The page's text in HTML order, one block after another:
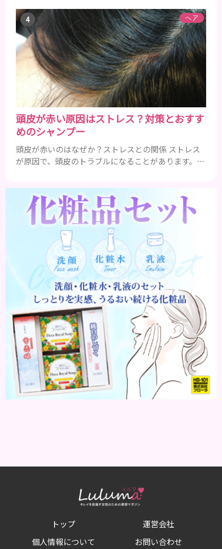
を高め、荒れた肌を内側から修復する栄養素です。
ビタミンA：レバー、人参、ほうれん草など レバー、
人参、ほうれん草などに含まれるビタミンAは、肌の
ターンオーバーを正常化し、肌荒れを素早く修復し
ます。特にレバーは吸収率の高いレチノールを含み、
即効性が期待でき...
ヘア
頭皮が赤い原因はストレス？対策とおすす
めのシャンプー
頭皮が赤いのはなぜか？ストレスとの関係 ストレス
が原因で、頭皮のトラブルになることがあります。頭
トレス ストレスを多く感じると、交感神経が優位に
働きます。そのため、皮脂の分泌量が増えて炎症が起
きやすくなります。さらに、血行不良になり栄養が行
き届きません。ストレス解消は、頭皮の健康に大切
です。 アトピー性皮膚炎 頭皮が赤い状態は、アトピ
ー皮膚炎の可能...
トップ
運営会社
個人情報について
お問い合わせ